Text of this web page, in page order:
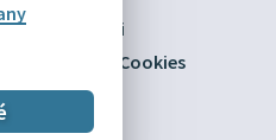
o prístupnosti
Nastaviť Cookies